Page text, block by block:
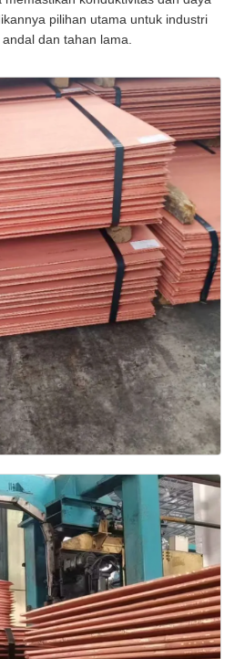
pilihan utama untuk industri
dan tahan lama.